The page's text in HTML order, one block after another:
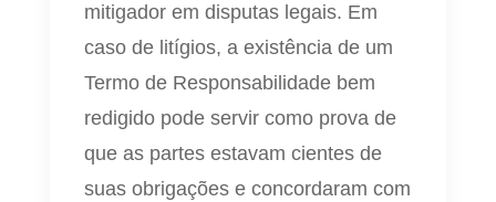
mitigador em disputas legais. Em
caso de litígios, a existência de um
Termo de Responsabilidade bem
redigido pode servir como prova de
que as partes estavam cientes de
suas obrigações e concordaram com